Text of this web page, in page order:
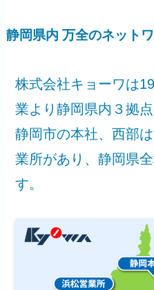
静岡県内 万全のネット
株式会社キョーワは
業より静岡県内３拠
静岡市の本社、西部
業所があり、静岡県
す。